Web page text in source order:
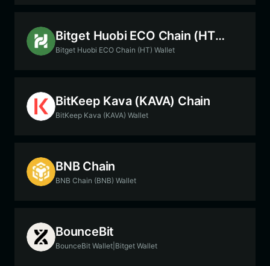
Bitget Huobi ECO Chain (HT) Chain
Bitget Huobi ECO Chain (HT) Wallet
BitKeep Kava (KAVA) Chain
BitKeep Kava (KAVA) Wallet
BNB Chain
BNB Chain (BNB) Wallet
BounceBit
BounceBit Wallet|Bitget Wallet